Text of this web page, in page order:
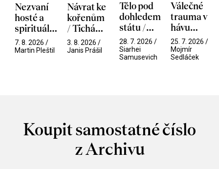
Nezvaní
hosté a
spirituální
narušitelé
z vesmíru
7. 8. 2026 /
Martin Pleštil
Návrat ke
kořenům
/ Tichá
přítelkyně
3. 8. 2026 /
Janis Prášil
Tělo pod
dohledem
státu /
Pramen
28. 7. 2026 /
Siarhei
Samusevich
Válečné
trauma v
hávu
spektáklu
/ Odyssea
25. 7. 2026 /
Mojmír
Sedláček
Koupit samostatné číslo
z Archivu